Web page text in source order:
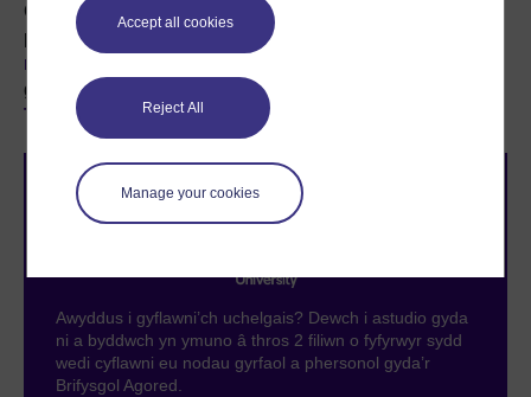
Accept all cookies
Reject All
Manage your cookies
Os nad oes gennych lawer o brofiad o astudiaeth lefel
prifysgol, darllenwch ein canllaw ar
nesaf
gynigiwn, yn cynnwys
modiwlau Mynediad
Tystysgrifau
aChyrsiau Byr
Awyddus i gyflawni’ch uchelgais? Dewch i astudio gyda
ni a byddwch yn ymuno â thros 2 filiwn o fyfyrwyr sydd
wedi cyflawni eu nodau gyrfaol a phersonol gyda’r
Brifysgol Agored.